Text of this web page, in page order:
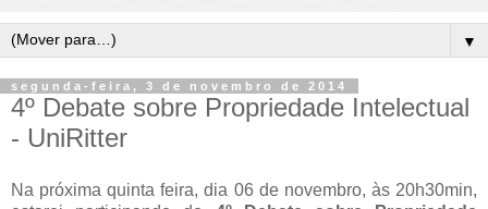
▼
segunda-feira, 3 de novembro de 2014
4º Debate sobre Propriedade Intelectual
- UniRitter
Na próxima quinta feira, dia 06 de novembro, às 20h30min,